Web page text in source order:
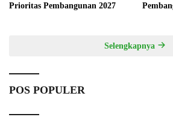
Prioritas Pembangunan 2027
Selengkapnya
POS POPULER